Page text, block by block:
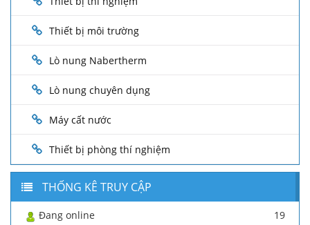
Thiết bị môi trường
Lò nung Nabertherm
Lò nung chuyên dụng
Máy cất nước
Thiết bị phòng thí nghiệm
THỐNG KÊ TRUY CẬP
Đang online 19